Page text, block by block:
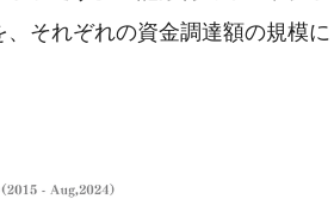
それぞれの資金調達額の規模に